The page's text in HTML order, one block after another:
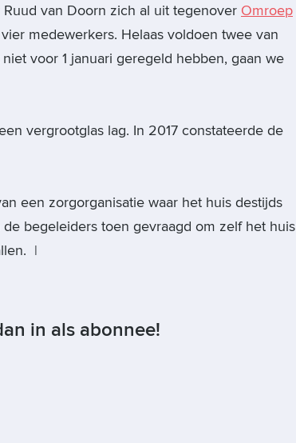
van Doorn zich al uit tegenover Omroep
medewerkers. Helaas voldoen twee van
voor 1 januari geregeld hebben, gaan we
vergrootglas lag. In 2017 constateerde de
een zorgorganisatie waar het huis destijds
begeleiders toen gevraagd om zelf het huis
|
in als abonnee!